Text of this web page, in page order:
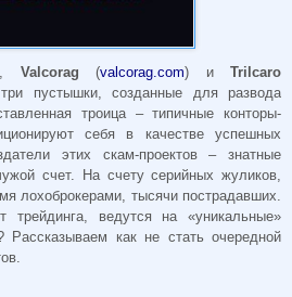
Valcorag (valcorag.com) иTrilcaro
пустышки, созданные для развода
троица – типичные конторы-
себя в качестве успешных
этих скам-проектов – знатные
счет. На счету серийных жуликов,
лохоброкерами, тысячи пострадавших.
ведутся на «уникальные»
Рассказываем как не стать очередной